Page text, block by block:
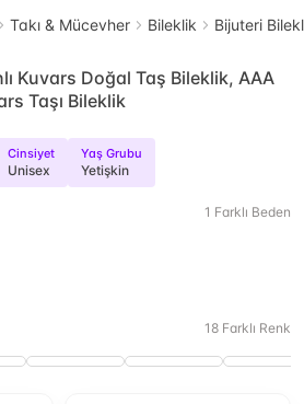
Takı & Mücevher Bileklik Bijuteri
Kuvars Doğal Taş Bileklik, AAA
Taşı Bileklik
Cinsiyet
Unisex
Yaş Grubu
Yetişkin
1 Farklı Beden
18 Farklı Renk